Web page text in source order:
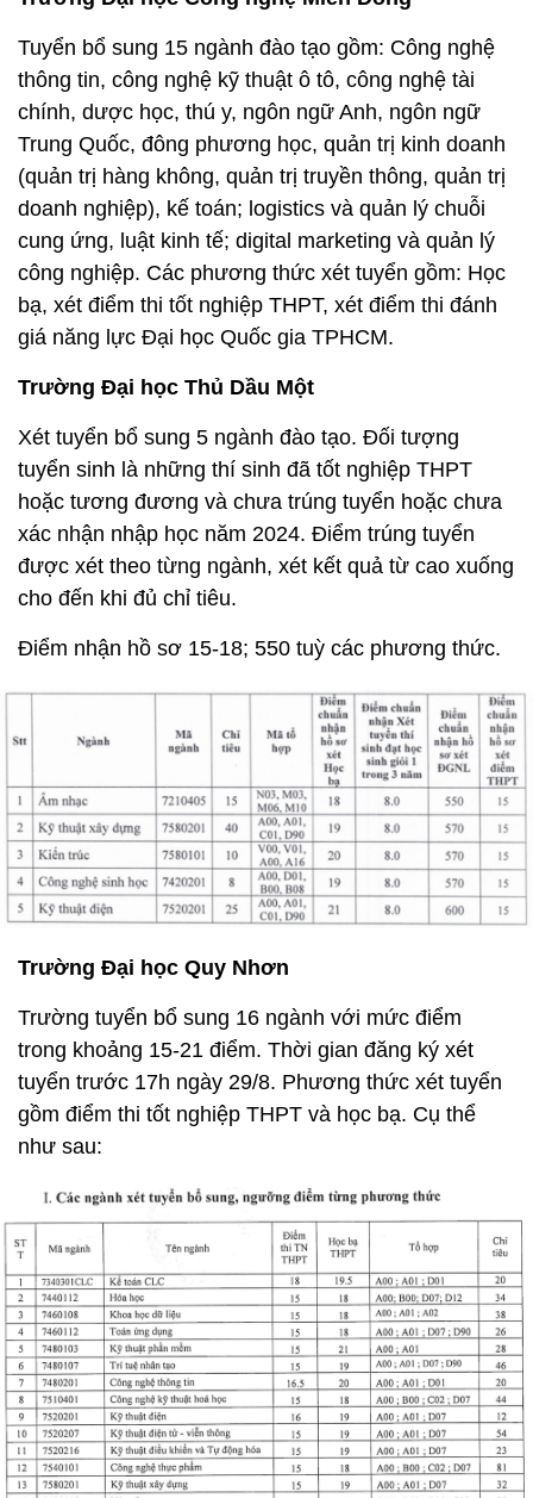
Tuyển bổ sung 15 ngành đào tạo gồm: Công nghệ
thông tin, công nghệ kỹ thuật ô tô, công nghệ tài
chính, dược học, thú y, ngôn ngữ Anh, ngôn ngữ
Trung Quốc, đông phương học, quản trị kinh doanh
(quản trị hàng không, quản trị truyền thông, quản trị
doanh nghiệp), kế toán; logistics và quản lý chuỗi
cung ứng, luật kinh tế; digital marketing và quản lý
công nghiệp. Các phương thức xét tuyển gồm: Học
bạ, xét điểm thi tốt nghiệp THPT, xét điểm thi đánh
giá năng lực Đại học Quốc gia TPHCM.
Trường Đại học Thủ Dầu Một
Xét tuyển bổ sung 5 ngành đào tạo. Đối tượng
tuyển sinh là những thí sinh đã tốt nghiệp THPT
hoặc tương đương và chưa trúng tuyển hoặc chưa
xác nhận nhập học năm 2024. Điểm trúng tuyển
được xét theo từng ngành, xét kết quả từ cao xuống
cho đến khi đủ chỉ tiêu.
Điểm nhận hồ sơ 15-18; 550 tuỳ các phương thức.
Trường Đại học Quy Nhơn
Trường tuyển bổ sung 16 ngành với mức điểm
trong khoảng 15-21 điểm. Thời gian đăng ký xét
tuyển trước 17h ngày 29/8. Phương thức xét tuyển
gồm điểm thi tốt nghiệp THPT và học bạ. Cụ thể
như sau: